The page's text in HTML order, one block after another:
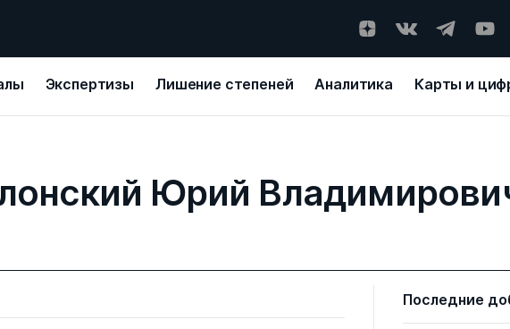
Экспертизы Лишение степеней Аналитика Карты и
Юрий
Последние